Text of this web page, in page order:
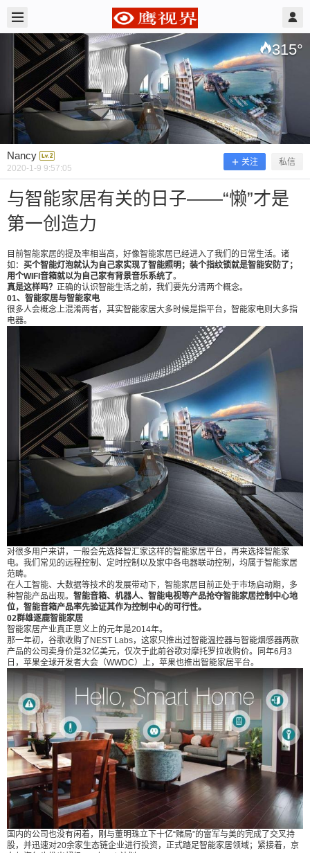
315°
Nancy
2020-1-9 9:57:05
关注 私信
与智能家居有关的日子——“懒”才是
第一创造力
目前智能家居的提及率相当高，好像智能家居已经进入了我们的日常生活。诸
如： 买个智能灯泡就认为自己家实现了智能照明；装个指纹锁就是智能安防了；
用个WIFI音箱就以为自己家有背景音乐系统了。
真是这样吗？ 正确的认识智能生活之前，我们要先分清两个概念。
01、智能家居与智能家电
很多人会概念上混淆两者，其实智能家居大多时候是指平台，智能家电则大多指
电器。
对很多用户来讲，一般会先选择智汇家这样的智能家居平台，再来选择智能家
电。我们常见的远程控制、定时控制以及家中各电器联动控制，均属于智能家居
范畴。
在人工智能、大数据等技术的发展带动下，智能家居目前正处于市场启动期，多
种智能产品出现。 智能音箱、机器人、智能电视等产品抢夺智能家居控制中心地
位，智能音箱产品率先验证其作为控制中心的可行性。
02群雄逐鹿智能家居
智能家居产业真正意义上的元年是2014年。
那一年初，谷歌收购了NEST Labs，这家只推出过智能温控器与智能烟感器两款
产品的公司卖身价是32亿美元，仅次于此前谷歌对摩托罗拉收购价。同年6月3
日，苹果全球开发者大会（WWDC）上，苹果也推出智能家居平台。
国内的公司也没有闲着，刚与董明珠立下十亿“赌局”的雷军与美的完成了交叉持
股，并迅速对20余家生态链企业进行投资，正式踏足智能家居领域；紧接着，京
Nancy @ 鹰视界 2020/1/09
与智能家居有关的日子——“懒”才是第
一创造力
目前智能家居的提及率相当高，好像智能家居已经
进入了我们的日常生活。诸如：买个智能灯泡就认
为自己家实现了智能照明；装个指纹锁就是智能安
防了；用个WIFI音箱就以为自己家有背景音乐系统
了。 真是这样吗？正确的认识智能生活之前，我们
要先分清两个概念。 01、智能家居与智能家电 很多
人会概念上混淆两者，其实智能家居大多时候是指
平台，智能家电则大多指电器。 对很多用户来讲，
一般会先选择智汇家这样的智能家居平台，再来选
择智能家电。我们常见的远程控制、定时控制以及
家中各电器联动控制，均属于智能家居范畴。 在人
工智能、大数据等技术的发展带动下，智能家居目
前正处于市场启动期，多种智能产品出现。智能音
箱、机器人、智能电视等产品抢夺智能家居控制中
心地位，智能音箱产品率先验证其作为控制中心的
可行性。 02群雄逐鹿智能家居 智能家居产业真正意
义上的元年是2014年。 那一年初，谷歌收购了NES
T Labs，这家只推出过智能温控器与智能烟感器两
款产品的公司卖身价是32亿美元，仅次于此前谷歌
对摩托罗拉收购价。同年6月3日，苹果全球开发者
大会（WWDC）上，苹果也推出智能家居平台。 国
内的公司也没有闲着，刚与董明珠立下十亿“赌局”的
雷军与美的完成了交叉持股，并迅速对20余家生态
链企业进行投资，正式踏足智能家居领域；紧接
着，京东与海尔也推出超级App与U＋计划。 五年
后的今天，智能家居几乎成了所有互联网巨头和家
电大厂无法回避的潮流概念，成为诸多公司眼中的
新大陆，开启群雄逐鹿智能家居的时代。 目前，中
国智能家居市场已形成新的格局： 以海尔、格力、
美的等为代表的传统电器厂商阵营； 以华为、小米
等为代表的通讯、手机、智能硬件厂商阵营； 以BA
T为代表的互联网平台阵营； 还有以智汇家、紫光
扫描二维码继续阅读